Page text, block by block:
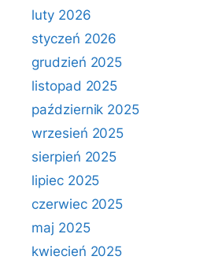
luty 2026
styczeń 2026
grudzień 2025
listopad 2025
październik 2025
wrzesień 2025
sierpień 2025
lipiec 2025
czerwiec 2025
maj 2025
kwiecień 2025